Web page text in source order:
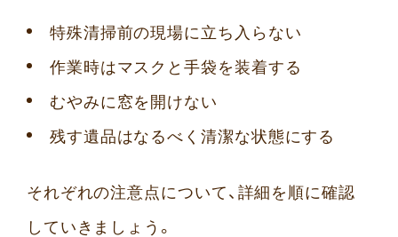
特殊清掃前の現場に立ち入らない
作業時はマスクと手袋を装着する
むやみに窓を開けない
残す遺品はなるべく清潔な状態にする
それぞれの注意点について、詳細を順に確認
していきましょう。